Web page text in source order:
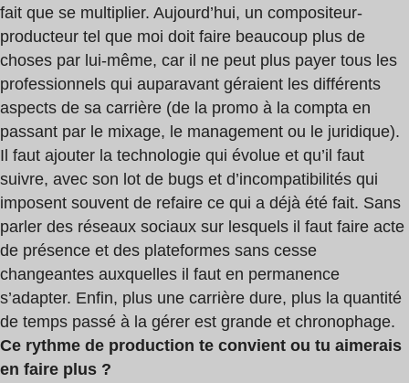
fait que se multiplier. Aujourd’hui, un compositeur-
producteur tel que moi doit faire beaucoup plus de
choses par lui-même, car il ne peut plus payer tous les
professionnels qui auparavant géraient les différents
aspects de sa carrière (de la promo à la compta en
passant par le mixage, le management ou le juridique).
Il faut ajouter la technologie qui évolue et qu’il faut
suivre, avec son lot de bugs et d’incompatibilités qui
imposent souvent de refaire ce qui a déjà été fait. Sans
parler des réseaux sociaux sur lesquels il faut faire acte
de présence et des plateformes sans cesse
changeantes auxquelles il faut en permanence
s’adapter. Enfin, plus une carrière dure, plus la quantité
de temps passé à la gérer est grande et chronophage.
Ce rythme de production te convient ou tu aimerais
en faire plus ?